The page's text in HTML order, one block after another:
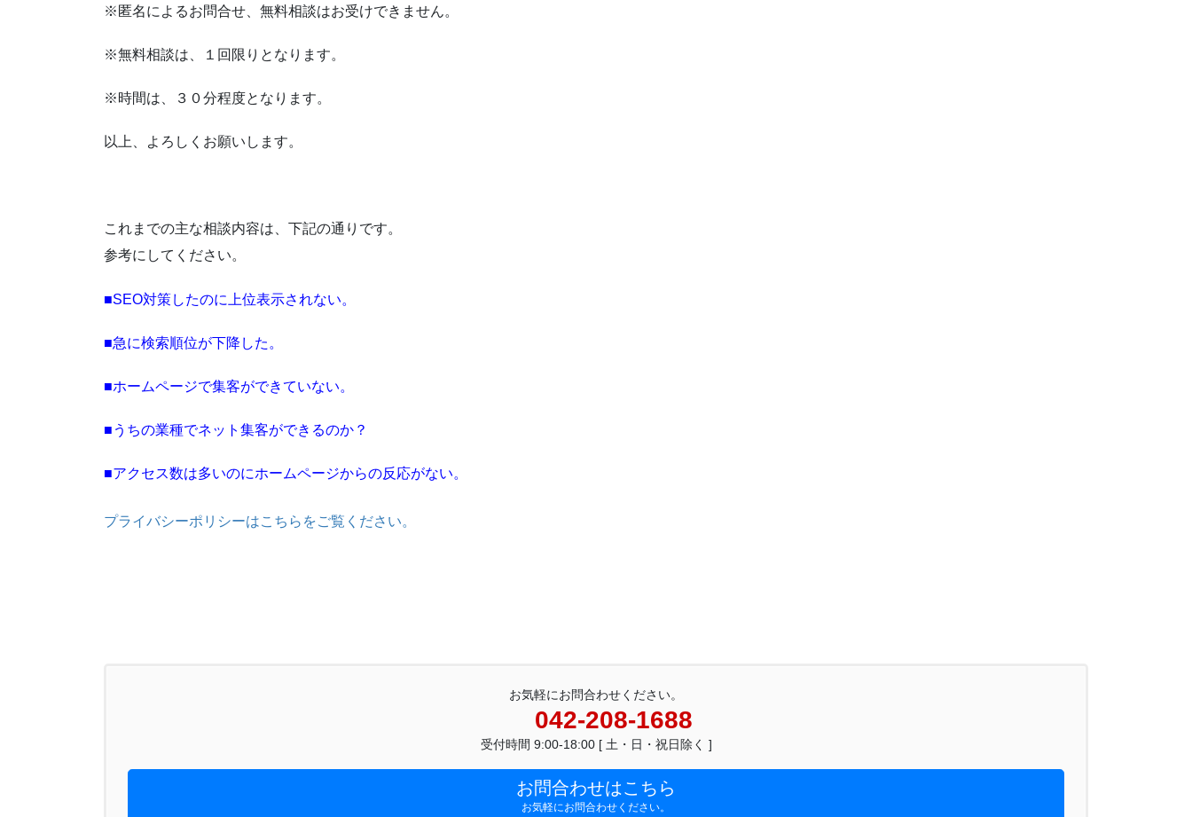
※匿名によるお問合せ、無料相談はお受けできません。
※無料相談は、１回限りとなります。
※時間は、３０分程度となります。
以上、よろしくお願いします。
これまでの主な相談内容は、下記の通りです。
参考にしてください。
■SEO対策したのに上位表示されない。
■急に検索順位が下降した。
■ホームページで集客ができていない。
■うちの業種でネット集客ができるのか？
■アクセス数は多いのにホームページからの反応がない。
プライバシーポリシーはこちらをご覧ください。
お気軽にお問合わせください。
042-208-1688
受付時間 9:00-18:00 [ 土・日・祝日除く ]
お問合わせはこちら
お気軽にお問合わせください。